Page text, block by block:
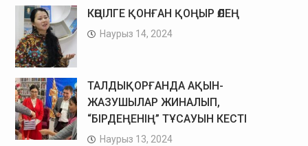
КӨҢІЛГЕ ҚОНҒАН ҚОҢЫР ӨЛЕҢ
Наурыз 14, 2024
ТАЛДЫҚОРҒАНДА АҚЫН-
ЖАЗУШЫЛАР ЖИНАЛЫП,
“БІРДЕҢЕНІҢ” ТҰСАУЫН КЕСТІ
Наурыз 13, 2024